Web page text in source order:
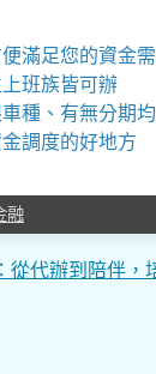
滿足您的資金需
班族皆可辦
種、有無分期
調度的好地方
融
從代辦到陪伴，